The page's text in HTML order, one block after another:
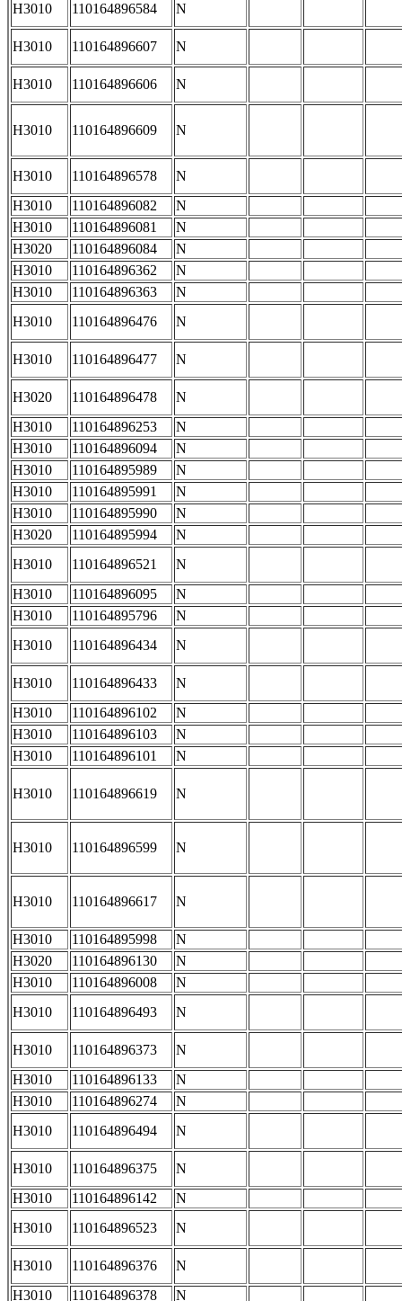
H3010 110164896584 N
H3010 110164896607 N
H3010 110164896606 N
H3010 110164896609 N
H3010 110164896578
N
H3010
110164896082
N
H3010
110164896081
N
H3020
110164896084
N
H3010
110164896362
N
H3010
110164896363
N
H3010
110164896476 N
H3010 110164896477 N
H3020 110164896478
N
H3010
110164896253
N
H3010
110164896094
N
H3010
110164895989
N
H3010
110164895991
N
H3010
110164895990
N
H3020
110164895994
N
H3010
110164896521
N
H3010
110164896095
N
H3010
110164895796
N
H3010
110164896434 N
H3010 110164896433
N
H3010
110164896102
N
H3010
110164896103
N
H3010
110164896101 N
H3010 110164896619 N
H3010 110164896599 N
H3010 110164896617 N
H3010 110164895998
N
H3020
110164896130
N
H3010
110164896008
N
H3010
110164896493 N
H3010 110164896373
N
H3010
110164896133
N
H3010
110164896274
N
H3010
110164896494 N
H3010 110164896375
N
H3010
110164896142
N
H3010
110164896523 N
H3010 110164896376
N
H3010
110164896378 N